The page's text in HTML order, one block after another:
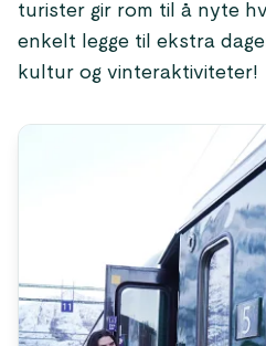
turister gir rom til å nyte
enkelt legge til ekstra
kultur og vinteraktiviteter!